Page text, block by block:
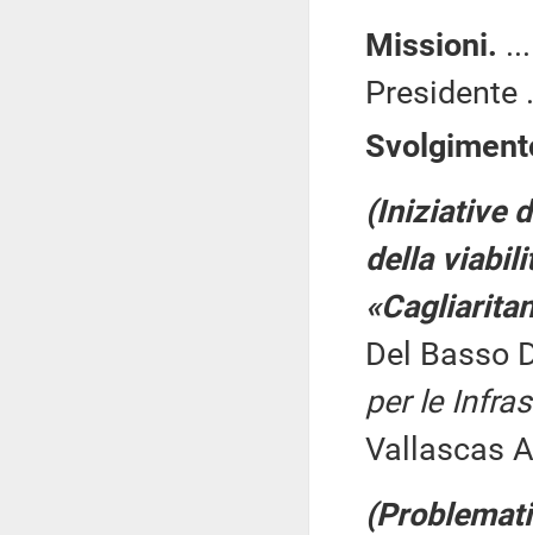
Missioni.
Presidente
(Iniziative
della
Del Basso
per le
Vallascas